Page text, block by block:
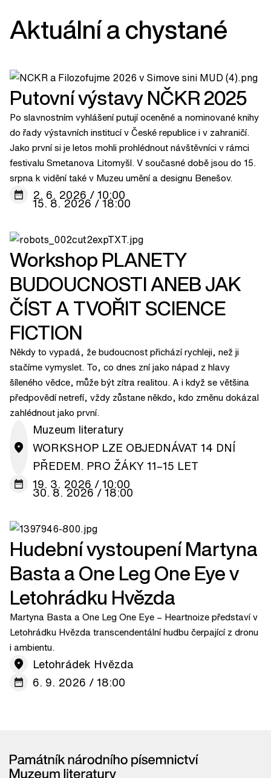
Aktuální a chystané
Putovní výstavy NČKR 2025
Po slavnostním vyhlášení putují oceněné a nominované knihy
do řady výstavních institucí v České republice i v zahraničí.
Jako první si je letos mohli prohlédnout návštěvníci v rámci
festivalu Smetanova Litomyšl. V současné době jsou do 15.
srpna k vidění také v Muzeu umění a designu Benešov.
2. 6. 2026 / 10:00
15. 8. 2026 / 18:00
Workshop PLANETY
BUDOUCNOSTI ANEB JAK
ČÍST A TVOŘIT SCIENCE
FICTION
Někdy to vypadá, že budoucnost přichází rychleji, než ji
stačíme vymyslet. To, co dnes zní jako nápad z hlavy
šíleného vědce, může být zítra realitou. A i když se většina
předpovědí netrefí, vždy zůstane někdo, kdo změnu dokázal
zahlédnout jako první.
Muzeum literatury
WORKSHOP LZE OBJEDNÁVAT 14 DNÍ
PŘEDEM. PRO ŽÁKY 11–15 LET
19. 3. 2026 / 10:00
30. 8. 2026 / 18:00
Hudební vystoupení Martyna
Basta a One Leg One Eye v
Letohrádku Hvězda
Martyna Basta a One Leg One Eye – Heartnoize představí v
Letohrádku Hvězda transcendentální hudbu čerpající z dronu
i ambientu.
Letohrádek Hvězda
6. 9. 2026 / 18:00